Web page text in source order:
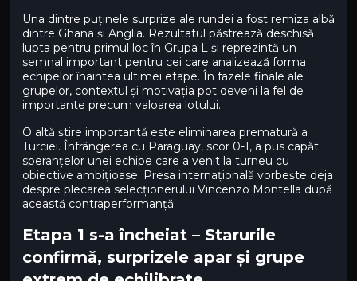
Una dintre puținele surprize ale rundei a fost remiza albă
dintre Ghana și Anglia. Rezultatul păstrează deschisă
lupta pentru primul loc în Grupa L și reprezintă un
semnal important pentru cei care analizează forma
echipelor înaintea ultimei etape. În fazele finale ale
grupelor, contextul și motivația pot deveni la fel de
importante precum valoarea lotului.
O altă știre importantă este eliminarea prematură a
Turciei. Înfrângerea cu Paraguay, scor 0-1, a pus capăt
speranțelor unei echipe care a venit la turneu cu
obiective ambițioase. Presa internațională vorbește deja
despre plecarea selecționerului Vincenzo Montella după
această contraperformanță.
Etapa 1 s-a încheiat – Starurile
confirmă, surprizele apar și grupe